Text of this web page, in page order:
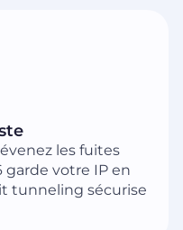
les fuites
garde votre IP en
tunneling sécurise